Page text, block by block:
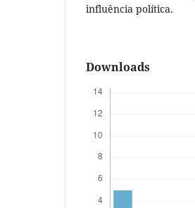
influência política.
Downloads